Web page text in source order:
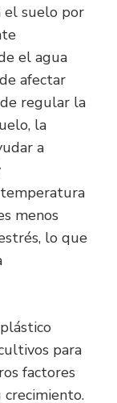
el suelo por
el agua
afectar
regular la
la
a
menos
lo que
para
factores